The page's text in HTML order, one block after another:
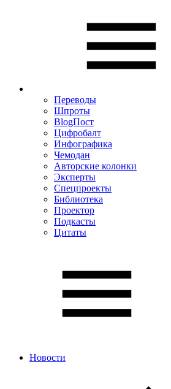
Переводы
Шпроты
BlogПост
Цифробалт
Инфографика
Чемодан
Авторские колонки
Эксперты
Спецпроекты
Библиотека
Проектор
Подкасты
Цитаты
Новости